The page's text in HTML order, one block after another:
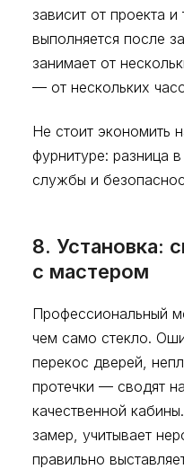
зависит от проекта и
выполняется после
занимает от
— от нескольких
Не стоит экономить
фурнитуре: разница
службы и
8. Установка:
с мастером
Профессиональный
чем само стекло.
перекос дверей,
протечки — сводят
качественной
замер, учитывает
правильно